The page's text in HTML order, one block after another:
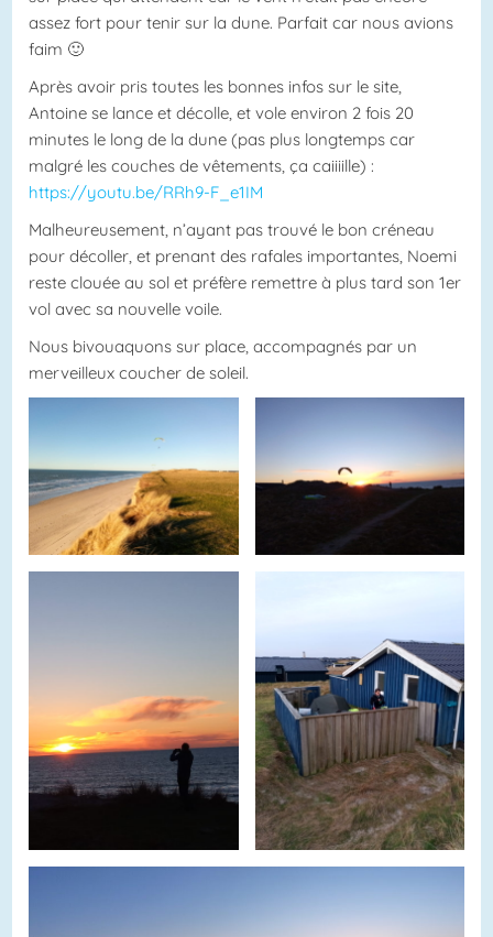
assez fort pour tenir sur la dune. Parfait car nous avions
faim 🙂
Après avoir pris toutes les bonnes infos sur le site,
Antoine se lance et décolle, et vole environ 2 fois 20
minutes le long de la dune (pas plus longtemps car
malgré les couches de vêtements, ça caiiiille) :
https://youtu.be/RRh9-F_e1IM
Malheureusement, n’ayant pas trouvé le bon créneau
pour décoller, et prenant des rafales importantes, Noemi
reste clouée au sol et préfère remettre à plus tard son 1er
vol avec sa nouvelle voile.
Nous bivouaquons sur place, accompagnés par un
merveilleux coucher de soleil.